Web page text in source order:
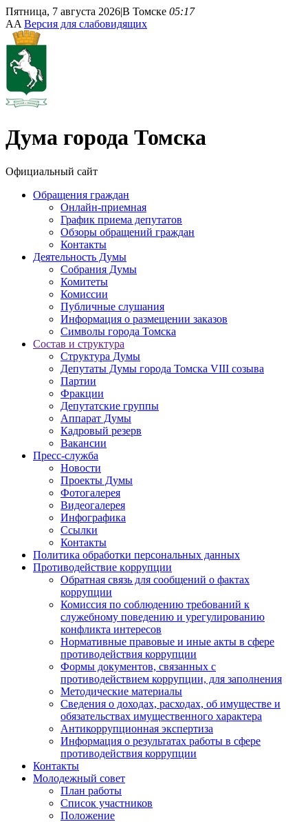
Пятница, 7 августа 2026|В Томске 05:17
AA Версия для слабовидящих
Дума города Томска
Официальный сайт
Обращения граждан
Онлайн-приемная
График приема депутатов
Обзоры обращений граждан
Контакты
Деятельность Думы
Собрания Думы
Комитеты
Комиссии
Публичные слушания
Информация о размещении заказов
Символы города Томска
Состав и структура
Структура Думы
Депутаты Думы города Томска VIII созыва
Партии
Фракции
Депутатские группы
Аппарат Думы
Кадровый резерв
Вакансии
Пресс-служба
Новости
Проекты Думы
Фотогалерея
Видеогалерея
Инфографика
Ссылки
Контакты
Политика обработки персональных данных
Прoтивoдeйствие кoрpупции
Обратная связь для сообщений о фактах
коррупции
Комиссия по соблюдению требований к
служебному поведению и урегулированию
конфликта интересов
Нормативные правовые и иные акты в сфере
противодействия коррупции
Формы документов, связанных с
противодействием коррупции, для заполнения
Методические материалы
Сведения о доходах, расходах, об имуществе и
обязательствах имущественного характера
Антикоррупционная экспертиза
Информация о результатах работы в сфере
противодействия коррупции
Контакты
Молодежный совет
План работы
Список участников
Положение